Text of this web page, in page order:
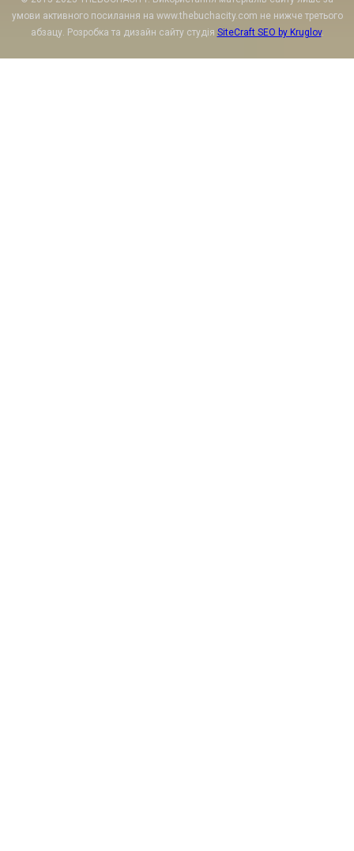
умови активного посилання на www.thebuchacity.com не нижче третього
абзацу. Розробка та дизайн сайту студія SiteCraft SEO by Kruglov.